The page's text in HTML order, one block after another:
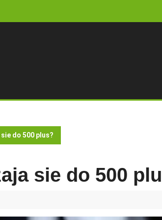
do 500 plus?
sie do 500